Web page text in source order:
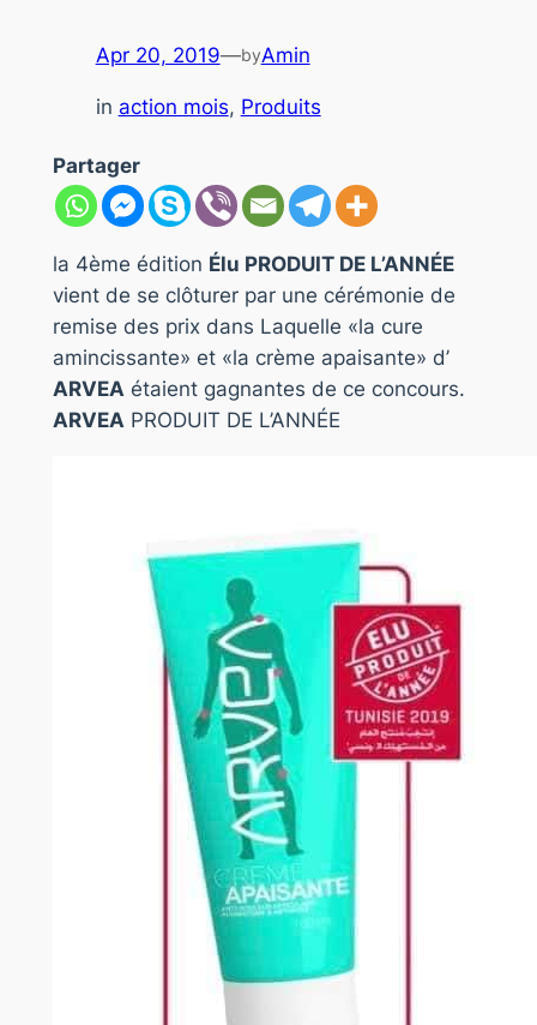
Apr 20, 2019—byAmin
in action mois, Produits
Partager
la 4ème édition Élu PRODUIT DE L’ANNÉE
vient de se clôturer par une cérémonie de
remise des prix dans Laquelle «la cure
amincissante» et «la crème apaisante» d’
ARVEAétaient gagnantes de ce concours.
ARVEAPRODUIT DE L’ANNÉE